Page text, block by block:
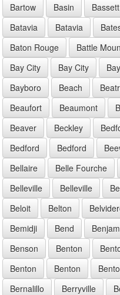
Bartow
Basin Bassett
Batavia
Batavia
Baton Rouge
Battle
Bay City
Bay City
Bayboro
Beach
Beaufort
Beaumont
Beaver
Beckley
Bedford
Bedford
Bellaire
Belle Fourche
Belleville
Belleville
Beloit
Belton
Bemidji
Bend
Benson
Benton
Benton
Benton
Bernalillo
Berryville